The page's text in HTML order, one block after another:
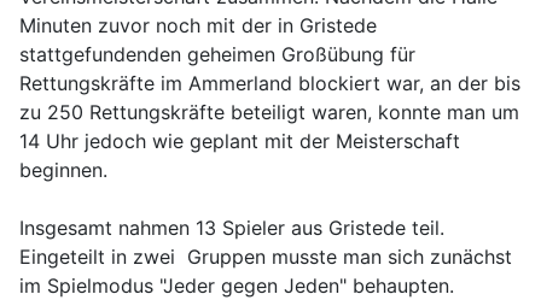
Minuten zuvor noch mit der in Gristede
stattgefundenden geheimen Großübung für
Rettungskräfte im Ammerland blockiert war, an der bis
zu 250 Rettungskräfte beteiligt waren, konnte man um
14 Uhr jedoch wie geplant mit der Meisterschaft
beginnen.
Insgesamt nahmen 13 Spieler aus Gristede teil.
Eingeteilt in zwei Gruppen musste man sich zunächst
im Spielmodus "Jeder gegen Jeden" behaupten.